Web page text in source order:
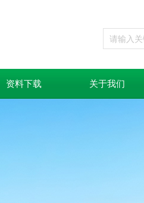
资料下载 关于我们